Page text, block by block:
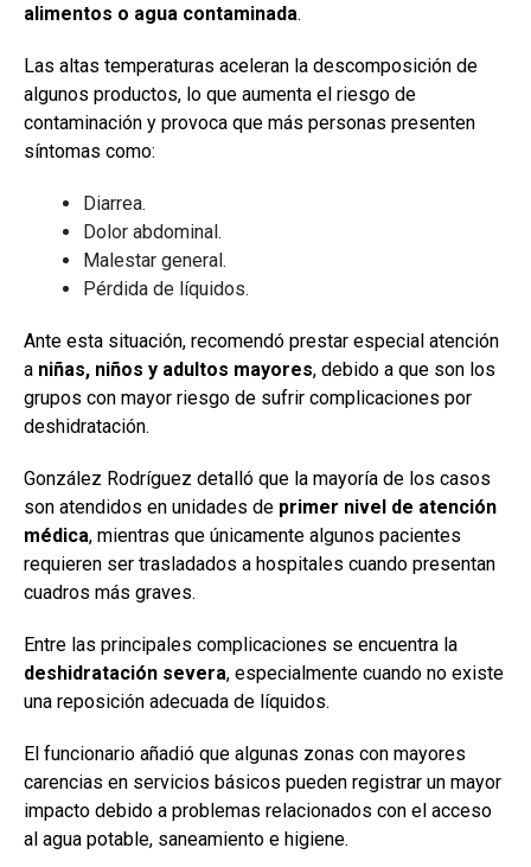
alimentos o agua contaminada.
Las altas temperaturas aceleran la descomposición de
algunos productos, lo que aumenta el riesgo de
contaminación y provoca que más personas presenten
síntomas como:
Diarrea.
Dolor abdominal.
Malestar general.
Pérdida de líquidos.
Ante esta situación, recomendó prestar especial atención
a niñas, niños y adultos mayores, debido a que son los
grupos con mayor riesgo de sufrir complicaciones por
deshidratación.
González Rodríguez detalló que la mayoría de los casos
son atendidos en unidades de primer nivel de atención
médica, mientras que únicamente algunos pacientes
requieren ser trasladados a hospitales cuando presentan
cuadros más graves.
Entre las principales complicaciones se encuentra la
deshidratación severa, especialmente cuando no existe
una reposición adecuada de líquidos.
El funcionario añadió que algunas zonas con mayores
carencias en servicios básicos pueden registrar un mayor
impacto debido a problemas relacionados con el acceso
al agua potable, saneamiento e higiene.